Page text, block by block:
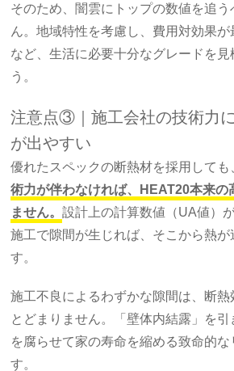
そのため、闇雲にトップの数値を追
ん。地域特性を考慮し、費用対効果が
など、生活に必要十分なグレードを見
う。
注意点③｜施工会社の技術力
が出やすい
優れたスペックの断熱材を採用しても
術力が伴わなければ、HEAT20本来の
ません。設計上の計算数値（UA値）
施工で隙間が生じれば、そこから熱
す。
施工不良によるわずかな隙間は、断熱
とどまりません。「壁体内結露」を
を腐らせて家の寿命を縮める致命的な
す。